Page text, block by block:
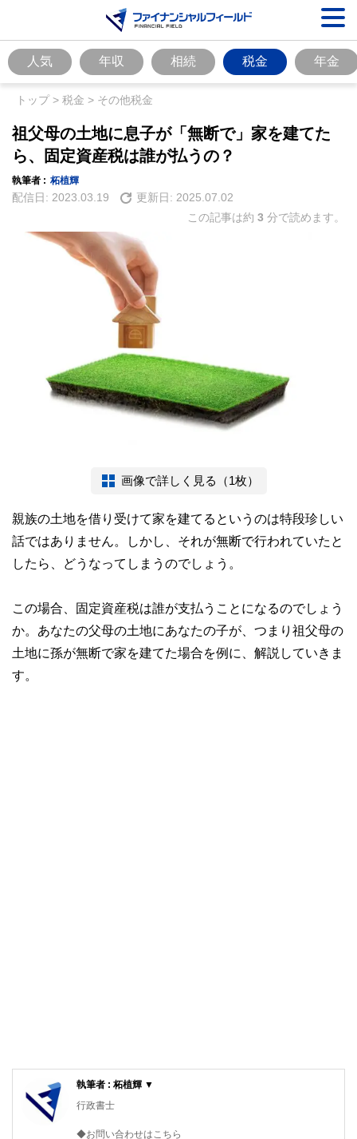
人気 年収 相続 税金 年金
トップ> 税金 > その他税金
祖父母の土地に息子が「無断で」家を建てた
ら、固定資産税は誰が払うの？
執筆者 : 柘植輝
配信日: 2023.03.19 更新日: 2025.07.02
この記事は約 3 分で読めます。
画像で詳しく見る（1枚）
親族の土地を借り受けて家を建てるというのは特段珍しい
話ではありません。しかし、それが無断で行われていたと
したら、どうなってしまうのでしょう。
この場合、固定資産税は誰が支払うことになるのでしょう
か。あなたの父母の土地にあなたの子が、つまり祖父母の
土地に孫が無断で家を建てた場合を例に、解説していきま
す。
執筆者 : 柘植輝 ▼
行政書士
◆お問い合わせはこちら